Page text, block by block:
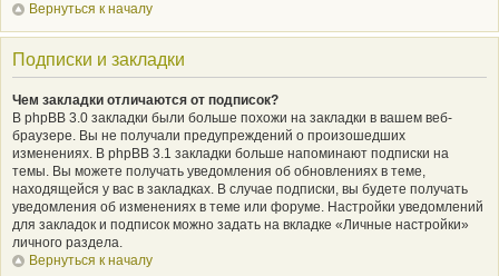
Вернуться к началу
Подписки и закладки
Чем закладки отличаются от подписок?
В phpBB 3.0 закладки были больше похожи на закладки в вашем веб-
браузере. Вы не получали предупреждений о произошедших
изменениях. В phpBB 3.1 закладки больше напоминают подписки на
темы. Вы можете получать уведомления об обновлениях в теме,
находящейся у вас в закладках. В случае подписки, вы будете получать
уведомления об изменениях в теме или форуме. Настройки уведомлений
для закладок и подписок можно задать на вкладке «Личные настройки»
личного раздела.
Вернуться к началу